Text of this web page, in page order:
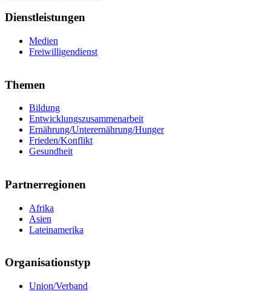
Dienstleistungen
Medien
Freiwilligendienst
Themen
Bildung
Entwicklungszusammenarbeit
Ernährung/Unterernährung/Hunger
Frieden/Konflikt
Gesundheit
Partnerregionen
Afrika
Asien
Lateinamerika
Organisationstyp
Union/Verband